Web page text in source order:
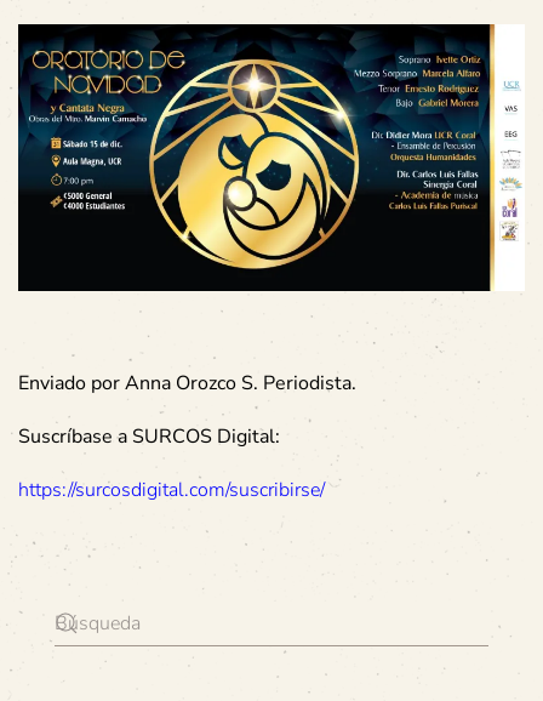
Enviado por Anna Orozco S. Periodista.
Suscríbase a SURCOS Digital:
https://surcosdigital.com/suscribirse/